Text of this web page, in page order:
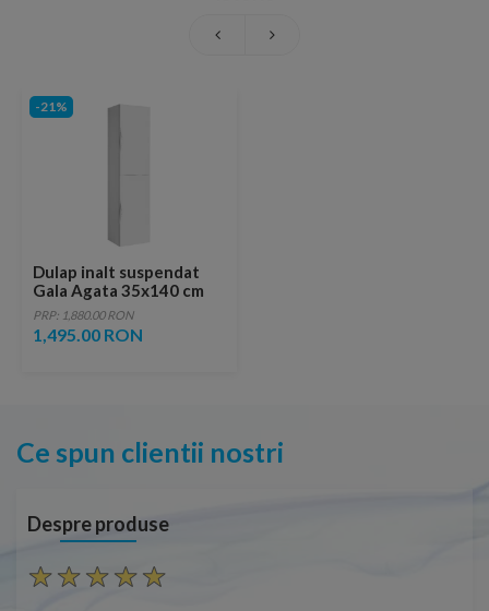
-21%
Dulap inalt suspendat
Gala Agata 35x140 cm
cm alb lucios
PRP: 1,880.00 RON
1,495.00 RON
Ce spun clientii nostri
Despre produse